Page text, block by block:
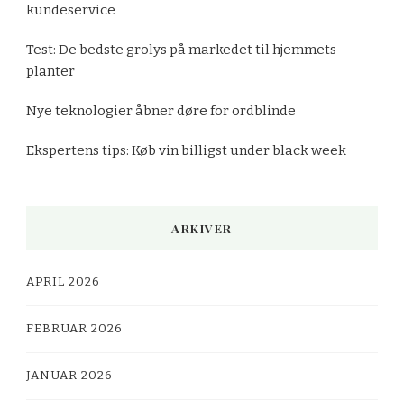
kundeservice
Test: De bedste grolys på markedet til hjemmets
planter
Nye teknologier åbner døre for ordblinde
Ekspertens tips: Køb vin billigst under black week
ARKIVER
APRIL 2026
FEBRUAR 2026
JANUAR 2026